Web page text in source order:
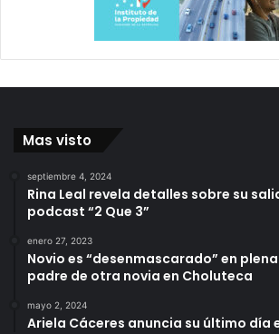
Mas visto
septiembre 4, 2024
Rina Leal revela detalles sobre su
podcast “2 Que 3”
enero 27, 2023
Novio es “desenmascarado” en
padre de otra novia en Choluteca
mayo 2, 2024
Ariela Cáceres anuncia su último día